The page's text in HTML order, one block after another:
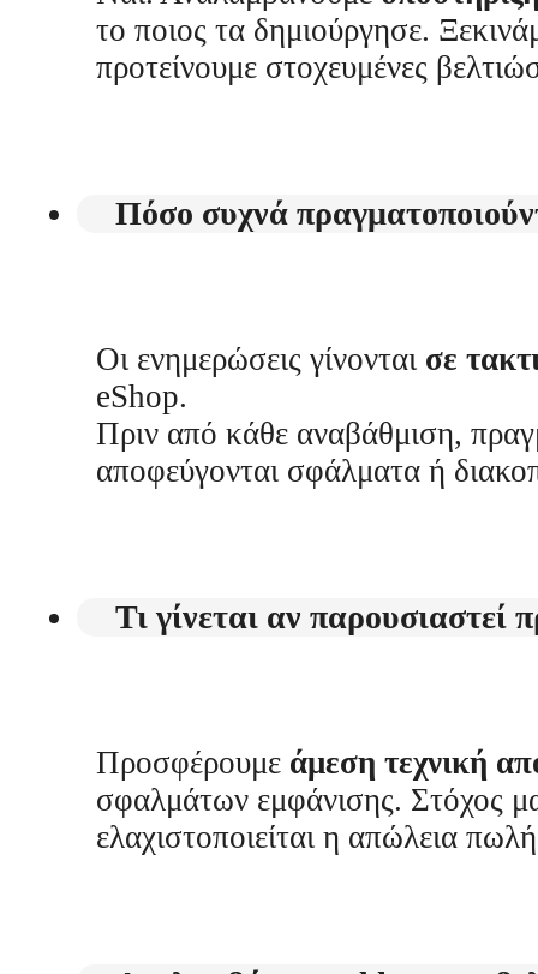
το ποιος τα δημιούργησε.
προτείνουμε στοχευμένες
Πόσο συχνά
Οι ενημερώσεις γίνονται σε
eShop.
Πριν από κάθε αναβάθμιση,
αποφεύγονται σφάλματα ή
Τι γίνεται αν
Προσφέρουμε άμεση τεχνική
σφαλμάτων εμφάνισης. Στόχος
ελαχιστοποιείται η απώλεια